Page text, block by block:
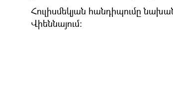
Հուլիսմեկյան հանդիպումը
Վիեննայում։